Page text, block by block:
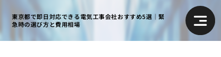
東京都で即日対応できる電気工事会社おすすめ5選｜緊
急時の選び方と費用相場